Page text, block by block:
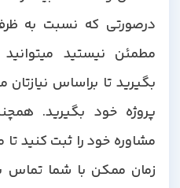
درصورتی که نسبت به
مطمئن نیستید میتوانید
بگیرید تا براساس نیازتان
پروژه خود بگیرید.
مشاوره خود را ثبت کنید تا
زمان ممکن با شما تماس